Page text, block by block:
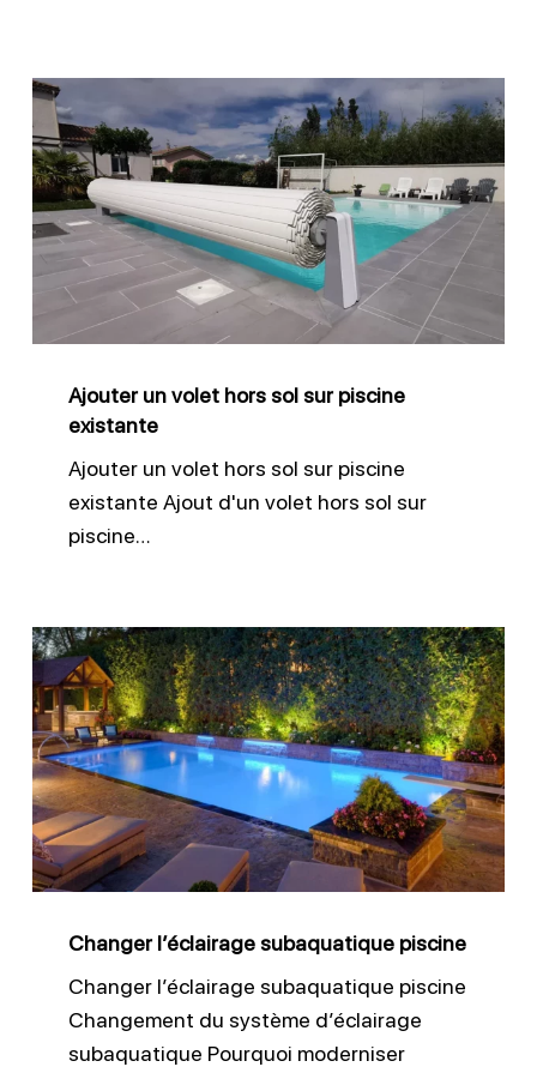
Ajouter
un
volet
hors
sol
piscine
Ajouter un volet hors sol sur piscine
existante
Ajouter un volet hors sol sur piscine
existante Ajout d'un volet hors sol sur
piscine…
Changer
l’éclairage
subaquatique
piscine
Changer l’éclairage subaquatique piscine
Changer l’éclairage subaquatique piscine
Changement du système d’éclairage
subaquatique Pourquoi moderniser